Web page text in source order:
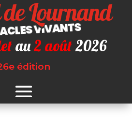
Lournand
VIVANTS
au2 août2026
édition